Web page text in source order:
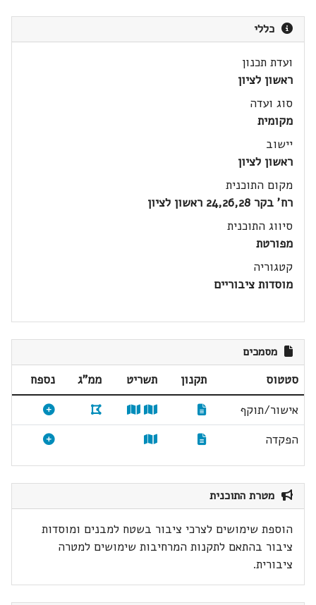
כללי
ועדת תכנון
ראשון לציון
סוג ועדה
מקומית
יישוב
ראשון לציון
מקום התוכנית
רח' בקר 24,26,28 ראשון לציון
סיווג התוכנית
מפורטת
קטגוריה
מוסדות ציבוריים
מסמכים
סטטוס תקנון תשריט ממ"ג
נספח
אישור/תוקף
הפקדה
מטרת התוכנית
הוספת שימושים לצרכי ציבור בשטח למבנים ומוסדות
ציבור בהתאם לתקנות המרחיבות שימושים למטרה
ציבורית.